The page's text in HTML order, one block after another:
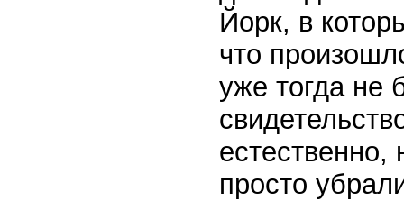
Йорк, в
что
уже тогда не
естественно,
просто